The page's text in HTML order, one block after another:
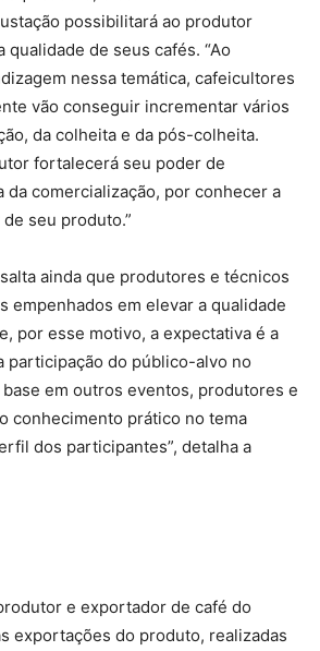
possibilitará ao produtor
qualidade de seus cafés. “Ao
nessa temática, cafeicultores
vão conseguir incrementar vários
da colheita e da pós-colheita.
fortalecerá seu poder de
da comercialização, por conhecer a
seu produto.”
ainda que produtores e técnicos
empenhados em elevar a qualidade
por esse motivo, a expectativa é a
participação do público-alvo no
em outros eventos, produtores e
conhecimento prático no tema
dos participantes”, detalha a
e exportador de café do
exportações do produto, realizadas